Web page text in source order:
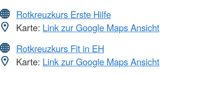
Rotkreuzkurs Erste Hilfe
Karte: Link zur Google Maps Ansicht
Rotkreuzkurs Fit in EH
Karte: Link zur Google Maps Ansicht